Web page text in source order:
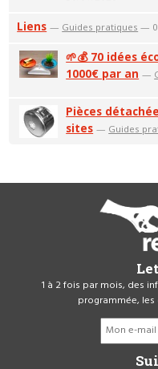
Liens — Guides pratiques —
🌱💰 70 idées
1000€ par an —
Pièces
sites — Guides
1 à 2 fois par mois, des
programmée,